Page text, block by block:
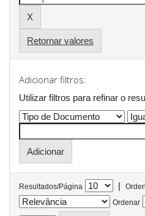
Retornar valores
Adicionar filtros:
Utilizar filtros para refinar o
Resultados/Página |
Ordenar